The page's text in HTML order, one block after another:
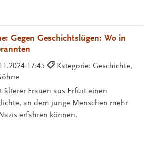
Gegen Geschichtslügen: Wo in
17:45
Kategorie: Geschichte,
älterer Frauen aus Erfurt einen
an dem junge Menschen mehr
erfahren können.